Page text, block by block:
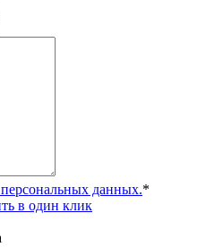
данных.*
в один клик